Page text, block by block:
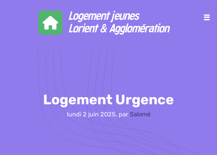
≡
Logement Urgence
lundi 2 juin 2025, par Salomé